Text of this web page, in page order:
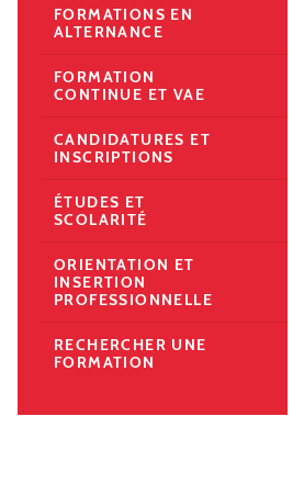
FORMATIONS EN
ALTERNANCE
FORMATION
CONTINUE ET VAE
CANDIDATURES ET
INSCRIPTIONS
ÉTUDES ET
SCOLARITÉ
ORIENTATION ET
INSERTION
PROFESSIONNELLE
RECHERCHER UNE
FORMATION